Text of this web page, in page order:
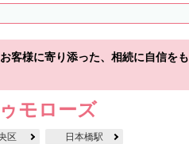
客様に寄り添った、相続に自信をも
モローズ
区 日本橋駅